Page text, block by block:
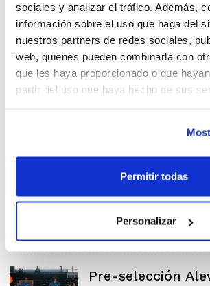
sociales y analizar el tráfico. Además,
información sobre el uso que haga del
nuestros partners de redes sociales,
web, quienes pueden combinarla con
que les haya proporcionado o que
partir del uso que haya hecho de sus
Permitir todas
Personalizar
La oferta más
6º Campus de
Pre-selección